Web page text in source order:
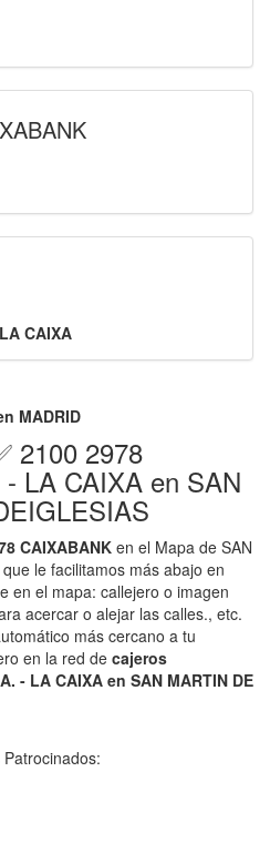
CAIXA
MADRID
2100 2978
LA CAIXA en SAN
CAIXABANK en el Mapa de SAN
le facilitamos más abajo en
en el mapa: callejero o imagen
acercar o alejar las calles., etc.
más cercano a tu
en la red de cajeros
- LA CAIXA en SAN MARTIN DE
Patrocinados: